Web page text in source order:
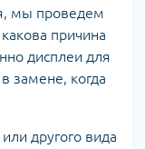
мы проведем
причина
дисплеи для
замене, когда
другого вида